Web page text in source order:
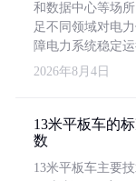
和数据中心等场
足不同领域对电
障电力系统稳定运
2026年8月4日
13米平板车的
数
13米平板车主要